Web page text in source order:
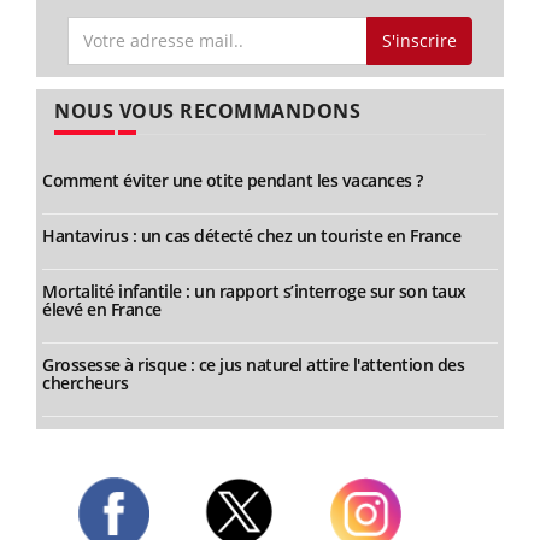
S'inscrire
NOUS VOUS RECOMMANDONS
Comment éviter une otite pendant les vacances ?
Hantavirus : un cas détecté chez un touriste en France
Mortalité infantile : un rapport s’interroge sur son taux
élevé en France
Grossesse à risque : ce jus naturel attire l'attention des
chercheurs